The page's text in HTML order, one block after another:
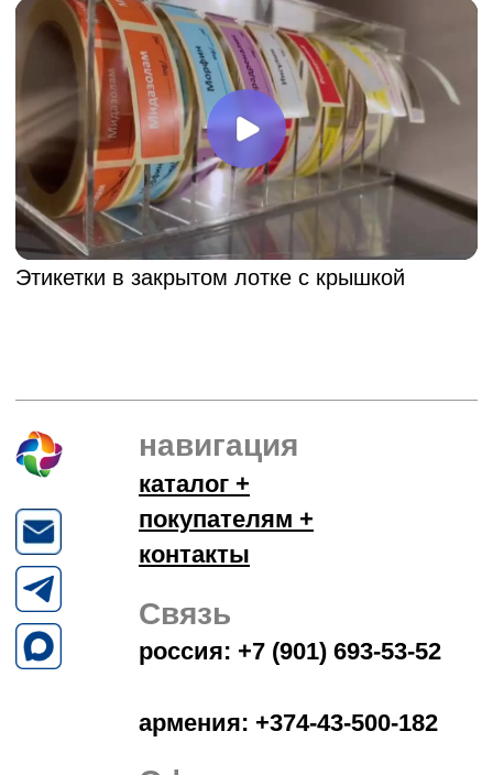
инн 7733395112
ооо “медстикер”
Сайт разработал: Kasatka
Политика конфиденциальности
@2026 МЕДСТИКЕР